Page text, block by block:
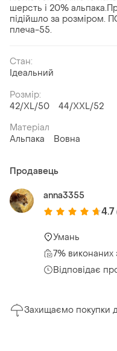
шерсть і 20%
підійшло за розміром.
плеча-55.
Стан:
Ідеальний
Розмір:
42/XL/50
44/XXL/52
Матеріал
Альпака
Вовна
Продавець
anna3355
4.7
Умань
7% виконаних
Відповідає
Захищаємо покупки